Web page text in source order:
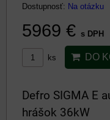
Dostupnosť: Na otázku
5969 € s DPH
ks DO
Defro SIGMA E
hrášok 36kW